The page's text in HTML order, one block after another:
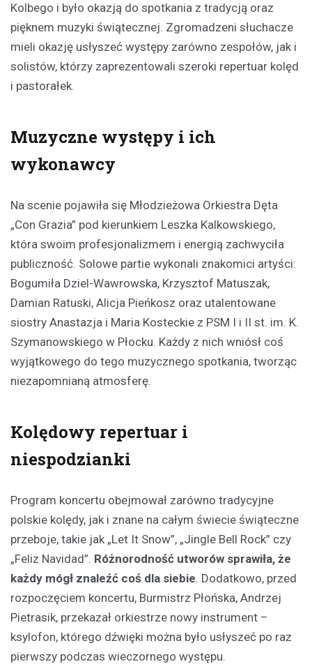
Kolbego i było okazją do spotkania z tradycją oraz
pięknem muzyki świątecznej. Zgromadzeni słuchacze
mieli okazję usłyszeć występy zarówno zespołów, jak i
solistów, którzy zaprezentowali szeroki repertuar kolęd
i pastorałek.
Muzyczne występy i ich
wykonawcy
Na scenie pojawiła się Młodzieżowa Orkiestra Dęta
„Con Grazia” pod kierunkiem Leszka Kalkowskiego,
która swoim profesjonalizmem i energią zachwyciła
publiczność. Solowe partie wykonali znakomici artyści:
Bogumiła Dziel-Wawrowska, Krzysztof Matuszak,
Damian Ratuski, Alicja Pieńkosz oraz utalentowane
siostry Anastazja i Maria Kosteckie z PSM I i II st. im. K.
Szymanowskiego w Płocku. Każdy z nich wniósł coś
wyjątkowego do tego muzycznego spotkania, tworząc
niezapomnianą atmosferę.
Kolędowy repertuar i
niespodzianki
Program koncertu obejmował zarówno tradycyjne
polskie kolędy, jak i znane na całym świecie świąteczne
przeboje, takie jak „Let It Snow”, „Jingle Bell Rock” czy
„Feliz Navidad”. Różnorodność utworów sprawiła, że
każdy mógł znaleźć coś dla siebie. Dodatkowo, przed
rozpoczęciem koncertu, Burmistrz Płońska, Andrzej
Pietrasik, przekazał orkiestrze nowy instrument –
ksylofon, którego dźwięki można było usłyszeć po raz
pierwszy podczas wieczornego występu.